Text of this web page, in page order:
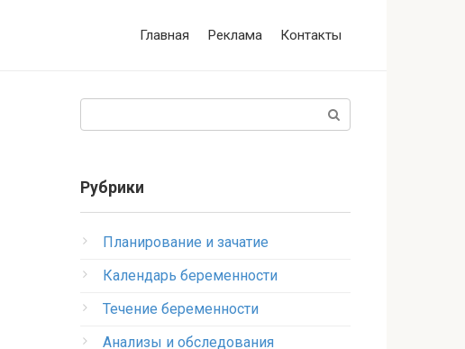
Главная Реклама Контакты
Рубрики
Планирование и зачатие
Календарь беременности
Течение беременности
Анализы и обследования